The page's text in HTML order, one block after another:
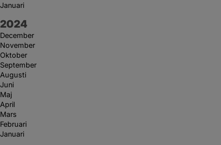
Januari
År:
2024
December
November
Oktober
September
Augusti
Juni
Maj
April
Mars
Februari
Januari